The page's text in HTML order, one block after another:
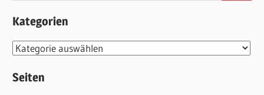
Kategorien
Kategorien
Seiten